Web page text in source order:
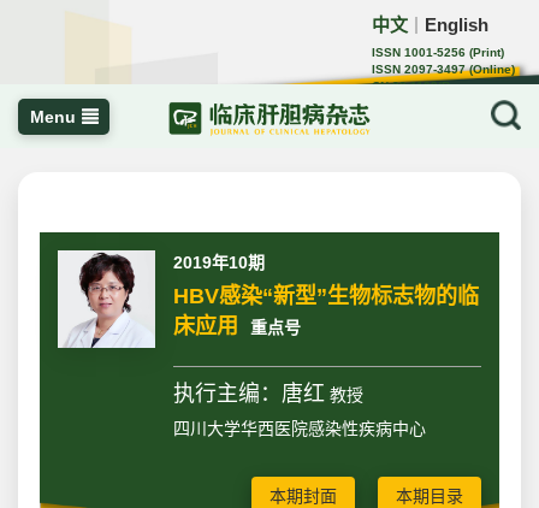
中文 English
ISSN 1001-5256 (Print)
ISSN 2097-3497 (Online)
CN 22-1108/R
Menu
2019年10期
HBV感染“新型”生物标志物的临
床应用
重点号
执行主编：唐红教授
四川大学华西医院感染性疾病中心
本期封面 本期目录